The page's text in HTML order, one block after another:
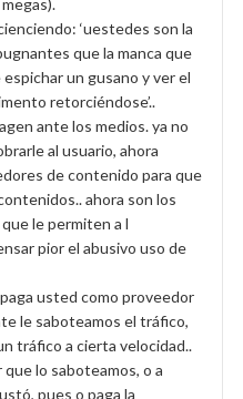
‘uestedes son la
que la manca que
un gusano y ver el
retorciéndose’..
ante los medios. ya no
al usuario, ahora
de contenido para que
ahora son los
le permiten a l
pior el abusivo uso de
usted como proveedor
le saboteamos el tráfico,
tráfico a cierta velocidad..
lo saboteamos, o a
pues o paga la